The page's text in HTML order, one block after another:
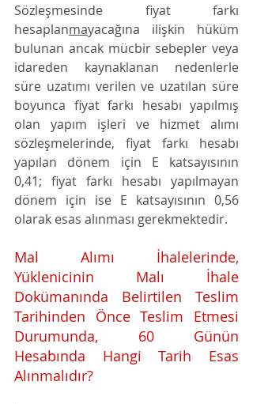
Sözleşmesinde fiyat farkı
hesaplanmayacağına ilişkin hüküm
bulunan ancak mücbir sebepler veya
idareden kaynaklanan nedenlerle
süre uzatımı verilen ve uzatılan süre
boyunca fiyat farkı hesabı yapılmış
olan yapım işleri ve hizmet alımı
sözleşmelerinde, fiyat farkı hesabı
yapılan dönem için E katsayısının
0,41; fiyat farkı hesabı yapılmayan
dönem için ise E katsayısının 0,56
olarak esas alınması gerekmektedir.
Mal Alımı İhalelerinde,
Yüklenicinin Malı İhale
Dokümanında Belirtilen Teslim
Tarihinden Önce Teslim Etmesi
Durumunda, 60 Günün
Hesabında Hangi Tarih Esas
Alınmalıdır?